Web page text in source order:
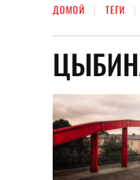
ДОМОЙ ТЕГИ